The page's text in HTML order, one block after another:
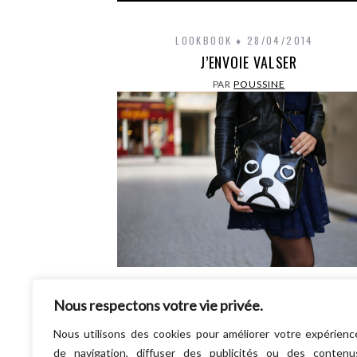
Nous respectons votre vie privée.
Nous utilisons des cookies pour améliorer votre
de navigation, diffuser des publicités ou des
LOOKBOOK 28/04/2014
J’ENVOIE VALSER
PARPOUSSINE
simplement parce que je vois d’ici les
LIRE LA SUITE